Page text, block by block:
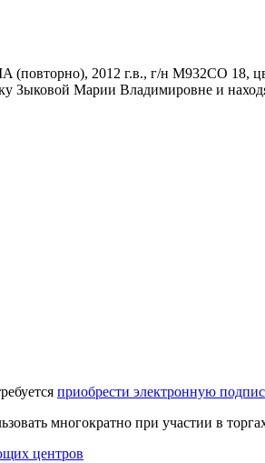
(повторно), 2012 г.в., г/н M932CO
Зыковой Марии Владимировне и
приобрести электронную
многократно при участии в
центров